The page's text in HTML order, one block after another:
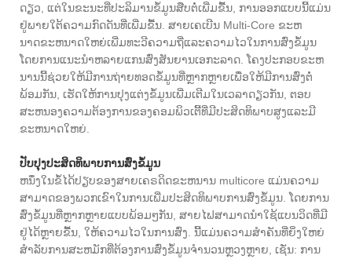
ດຽວ, ແຕ່ໃນຂະນະທີ່ປະລິມານຂໍ້ມູນສືບຕໍ່ເພີ່ມຂື້ນ, ການອອກແບບນີ້ແມ່ນ
ຢູ່ພາຍໃຕ້ຄວາມກົດດັນທີ່ເພີ່ມຂື້ນ. ສາຍເຄເບີນ Multi-Core ຂະຫ
ນາດຂະຫນາດໃຫຍ່ເພີ່ມທະວີຄວາມຖີ່ແລະຄວາມໄວໃນການສົ່ງຂໍ້ມູນ
ໂດຍການແນະນໍາຫລາຍແກນສົ່ງສັນຍານເອກະລາດ. ໂຄງປະກອບຂະຫ
ນານນີ້ຊ່ວຍໃຫ້ມີການຖ່າຍທອດຂໍ້ມູນທີ່ຫຼາກຫຼາຍເພື່ອໃຫ້ມີການສົ່ງຕໍ່
ພ້ອມກັນ, ເຮັດໃຫ້ການປຸງແຕ່ງຂໍ້ມູນເພີ່ມເຕີມໃນເວລາດຽວກັນ, ຕອບ
ສະຫນອງຄວາມຕ້ອງການຂອງຄອມພິວເຕີ້ທີ່ມີປະສິດທິພາບສູງແລະມີ
ຂະຫນາດໃຫຍ່.
ປັບປຸງປະສິດທິພາບການສົ່ງຂໍ້ມູນ
ຫນຶ່ງໃນຂໍ້ໄດ້ປຽບຂອງສາຍເຄຣດິດຂະຫນານ multicore ແມ່ນຄວາມ
ສາມາດຂອງພວກເຂົາໃນການເພີ່ມປະສິດທິພາບການສົ່ງຂໍ້ມູນ. ໂດຍການ
ສົ່ງຂໍ້ມູນທີ່ຫຼາກຫຼາຍແບບພ້ອມໆກັນ, ສາຍໄຟສາມາດນໍາໃຊ້ແບນວິດທີ່ມີ
ຢູ່ໄດ້ຫຼາຍຂື້ນ, ໃຫ້ຄວາມໄວໃນການສົ່ງ. ນີ້ແມ່ນຄວາມສໍາຄັນທີ່ຍິ່ງໃຫຍ່
ສໍາລັບການສະຫມັກທີ່ຕ້ອງການສົ່ງຂໍ້ມູນຈໍານວນຫຼວງຫຼາຍ, ເຊັ່ນ: ການ